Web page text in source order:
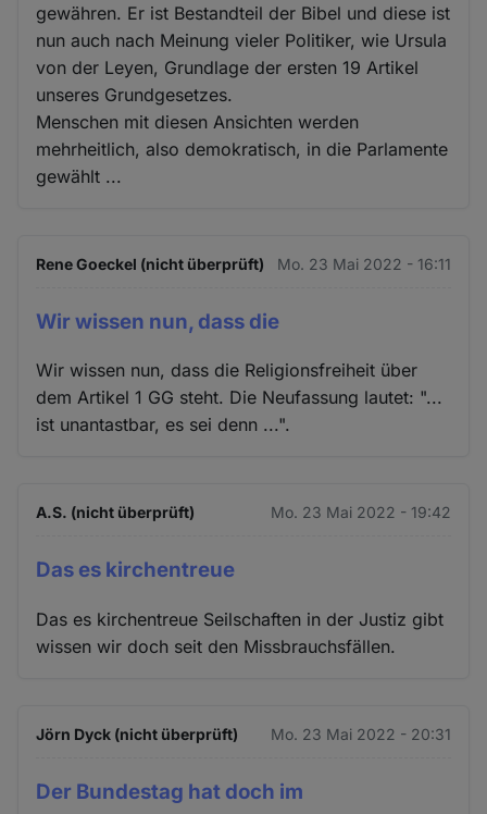
gewähren. Er ist Bestandteil der Bibel und diese ist
nun auch nach Meinung vieler Politiker, wie Ursula
von der Leyen, Grundlage der ersten 19 Artikel
unseres Grundgesetzes.
Menschen mit diesen Ansichten werden
mehrheitlich, also demokratisch, in die Parlamente
gewählt ...
Rene Goeckel (nicht überprüft) Mo. 23 Mai 2022 - 16:11
Wir wissen nun, dass die
Wir wissen nun, dass die Religionsfreiheit über
dem Artikel 1 GG steht. Die Neufassung lautet: "...
ist unantastbar, es sei denn ...".
A.S. (nicht überprüft) Mo. 23 Mai 2022 - 19:42
Das es kirchentreue
Das es kirchentreue Seilschaften in der Justiz gibt
wissen wir doch seit den Missbrauchsfällen.
Jörn Dyck (nicht überprüft) Mo. 23 Mai 2022 - 20:31
Der Bundestag hat doch im